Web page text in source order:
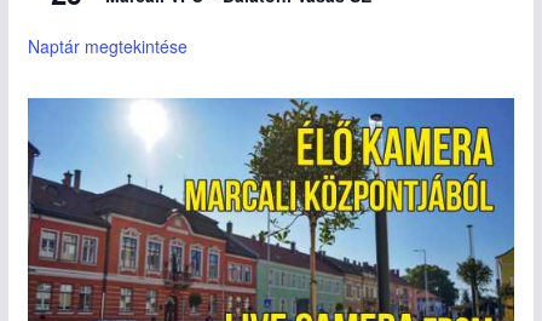
Naptár megtekintése